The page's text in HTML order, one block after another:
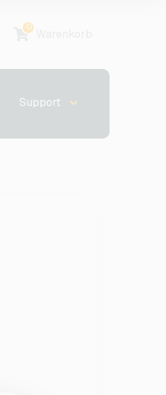
0
Support